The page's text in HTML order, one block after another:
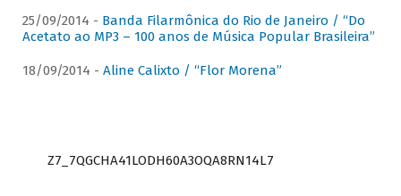
25/09/2014 - Banda Filarmônica do Rio de Janeiro / “Do
Acetato ao MP3 – 100 anos de Música Popular Brasileira”
18/09/2014 - Aline Calixto / “Flor Morena”
Z7_7QGCHA41LODH60A3OQA8RN14L7